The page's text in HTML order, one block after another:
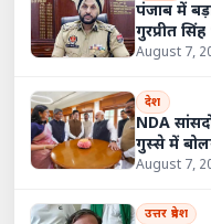
पंजाब में
गुरप्रीत
August 7,
देश
NDA
गुस्से में
August 7,
उत्तर प्रदेश